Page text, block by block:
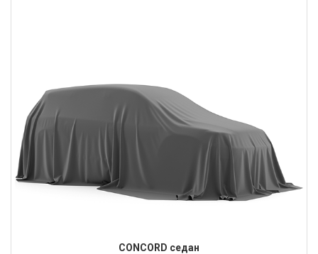
CONCORD седан